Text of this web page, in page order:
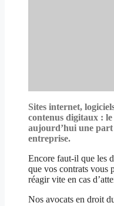
Sites internet,
contenus digitaux :
aujourd’hui une part
entreprise.
Encore faut-il que les
que vos contrats vous
réagir vite en cas
Nos avocats en droit